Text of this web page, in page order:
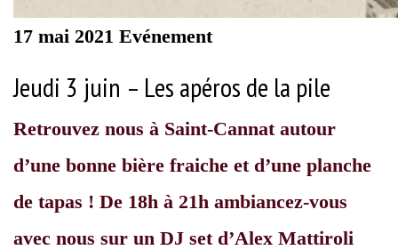
17 mai 2021 Evénement
Jeudi 3 juin – Les apéros de la pile
Retrouvez nous à Saint-Cannat autour
d’une bonne bière fraiche et d’une planche
de tapas ! De 18h à 21h ambiancez-vous
avec nous sur un DJ set d’Alex Mattiroli